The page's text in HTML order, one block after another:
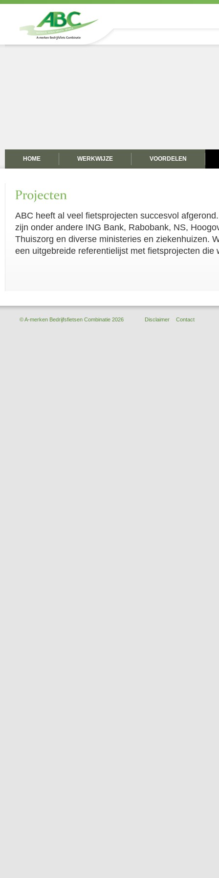
HOME WERKWIJZE VOORDELEN
ABC heeft al veel fietsprojecten succesvol
zijn onder andere ING Bank, Rabobank, NS,
Thuiszorg en diverse ministeries en ziekenhuizen.
een uitgebreide referentielijst met fietsprojecten die
© A-merken Bedrijfsfietsen Combinatie 2026 Disclaimer Contact